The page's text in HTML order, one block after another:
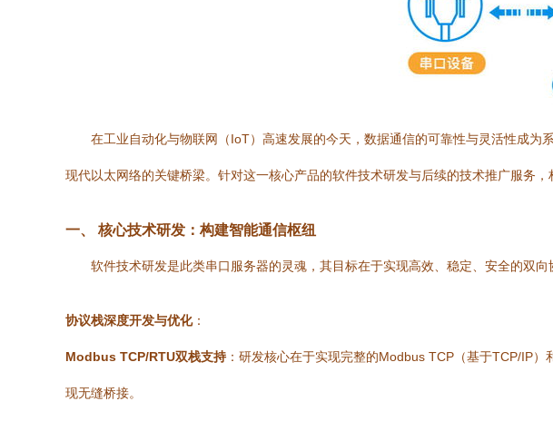
在工业自动化与物联网（IoT）高速发展的今天，数据通信的可靠性与灵活性成
现代以太网络的关键桥梁。针对这一核心产品的软件技术研发与后续的技术推广服务，
一、 核心技术研发：构建智能通信枢纽
软件技术研发是此类串口服务器的灵魂，其目标在于实现高效、稳定、安全的双向
协议栈深度开发与优化：
Modbus TCP/RTU双栈支持：研发核心在于实现完整的Modbus TCP（基于TCP/IP
现无缝桥接。